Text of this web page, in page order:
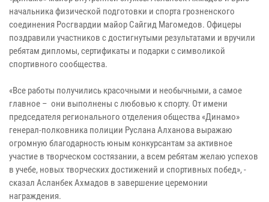
начальника физической подготовки и спорта грозненского
соединения Росгвардии майор Сайгид Магомедов. Офицеры
поздравили участников с достигнутыми результатами и вручили
ребятам дипломы, сертификаты и подарки с символикой
спортивного сообщества.
«Все работы получились красочными и необычными, а самое
главное – они выполнены с любовью к спорту. От имени
председателя регионального отделения общества «Динамо»
генерал-полковника полиции Руслана Алханова выражаю
огромную благодарность юным конкурсантам за активное
участие в творческом состязании, а всем ребятам желаю успехов
в учебе, новых творческих достижений и спортивных побед», -
сказал Асланбек Ахмадов в завершение церемонии
награждения.